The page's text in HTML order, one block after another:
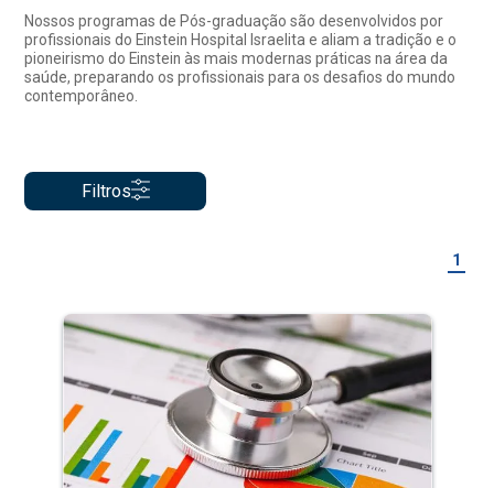
Nossos programas de Pós-graduação são desenvolvidos por
profissionais do Einstein Hospital Israelita e aliam a tradição e o
pioneirismo do Einstein às mais modernas práticas na área da
saúde, preparando os profissionais para os desafios do mundo
contemporâneo.
Filtros
1